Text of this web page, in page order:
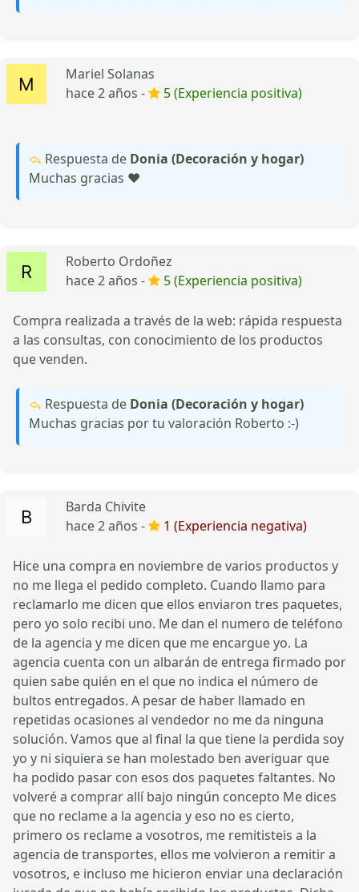
Mariel Solanas
hace 2 años -
5 (Experiencia positiva)
Respuesta de Donia (Decoración y hogar)
Muchas gracias ❤️
Roberto Ordoñez
hace 2 años -
5 (Experiencia positiva)
Compra realizada a través de la web: rápida respuesta
a las consultas, con conocimiento de los productos
que venden.
Respuesta de Donia (Decoración y hogar)
Muchas gracias por tu valoración Roberto :-)
Barda Chivite
hace 2 años -
1 (Experiencia negativa)
Hice una compra en noviembre de varios productos y
no me llega el pedido completo. Cuando llamo para
reclamarlo me dicen que ellos enviaron tres paquetes,
pero yo solo recibi uno. Me dan el numero de teléfono
de la agencia y me dicen que me encargue yo. La
agencia cuenta con un albarán de entrega firmado por
quien sabe quién en el que no indica el número de
bultos entregados. A pesar de haber llamado en
repetidas ocasiones al vendedor no me da ninguna
solución. Vamos que al final la que tiene la perdida soy
yo y ni siquiera se han molestado ben averiguar que
ha podido pasar con esos dos paquetes faltantes. No
volveré a comprar allí bajo ningún concepto Me dices
que no reclame a la agencia y eso no es cierto,
primero os reclame a vosotros, me remitisteis a la
agencia de transportes, ellos me volvieron a remitir a
vosotros, e incluso me hicieron enviar una declaración